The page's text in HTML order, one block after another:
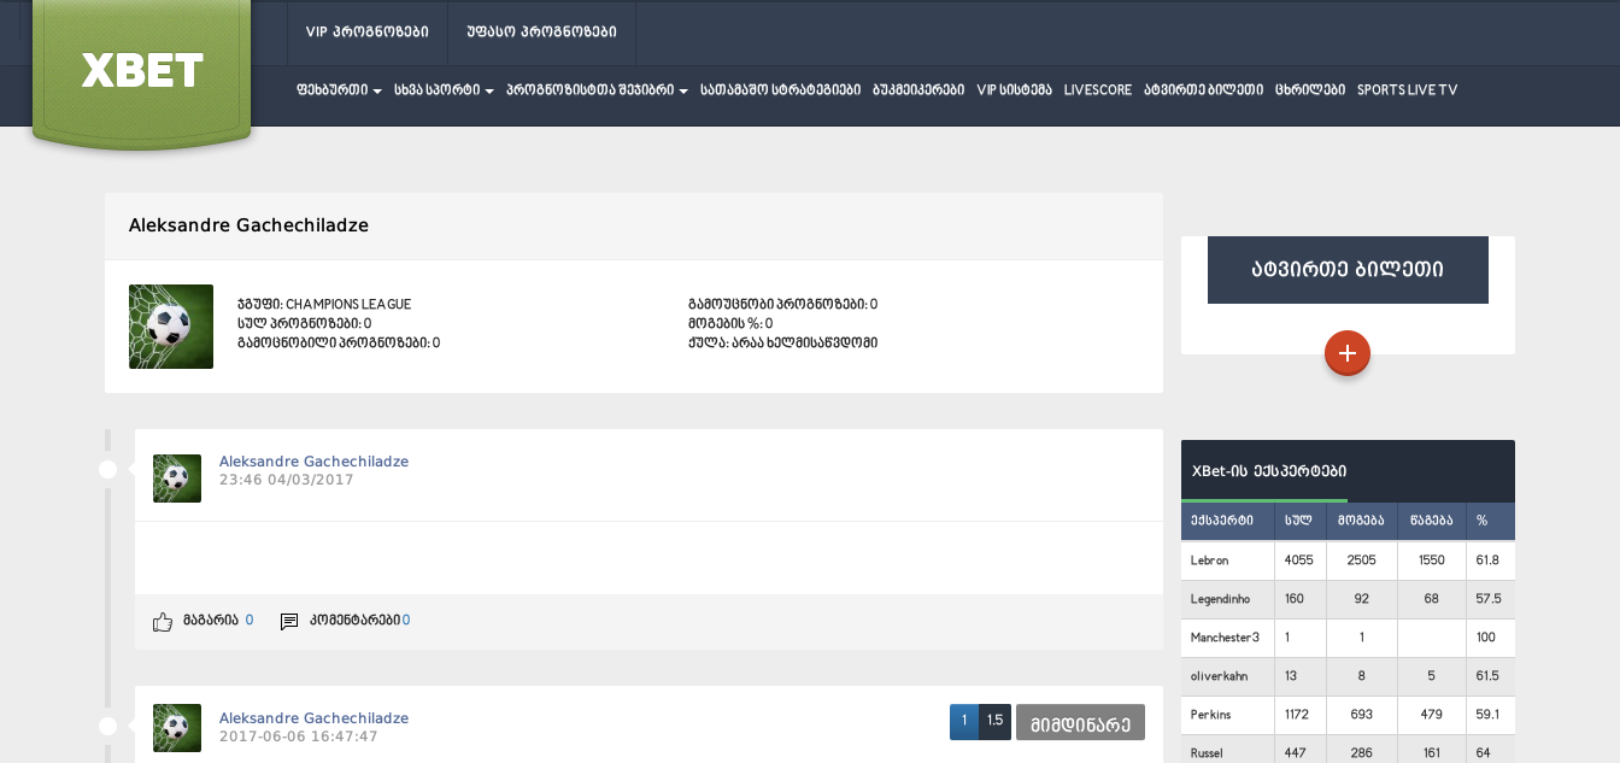
VIP პროგნოზები უფასო პროგნოზები
ფეხბურთი სხვა სპორტი პროგნოზისტთა შეჯიბრი სათამაშო სტრატეგიები ბუკმეიკერები VIP სისტემა LIVESCORE ატვირთე ბილეთი ცხრილები SPORTS LIVE TV
Aleksandre Gachechiladze
ჯგუფი: CHAMPIONS LEAGUE
სულ პროგნოზები: 0
გამოცნობილი პროგნოზები: 0
გამოუცნობი პროგნოზები: 0
მოგების %: 0
ქულა: არაა ხელმისაწვდომი
Aleksandre Gachechiladze
23:46 04/03/2017
მაგარია 0 კომენტარები0
Aleksandre Gachechiladze
2017-06-06 16:47:47
1 1.5 მიმდინარე
ატვირთე ბილეთი
XBet-ის ექსპერტები
ექსპერტი სულ მოგება წაგება %
Lebron 4055 2505 1550 61.8
Legendinho 160 92 68 57.5
Manchester3 1 1 100
oliverkahn 13 8 5 61.5
Perkins 1172 693 479 59.1
Russel 447 286 161 64